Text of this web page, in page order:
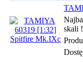
skali !